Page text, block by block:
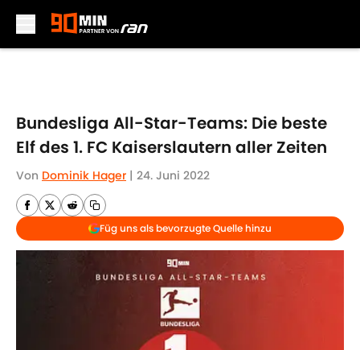
Bundesliga All-Star-Teams: Die beste
Elf des 1. FC Kaiserslautern aller Zeiten
Von Dominik Hager | 24. Juni 2022
Füg uns als bevorzugte Quelle hinzu